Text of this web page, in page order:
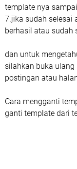
template nya
7.jika sudah selesai
berhasil atau sudah
dan untuk
silahkan buka
postingan atau
Cara mengganti
ganti template dari